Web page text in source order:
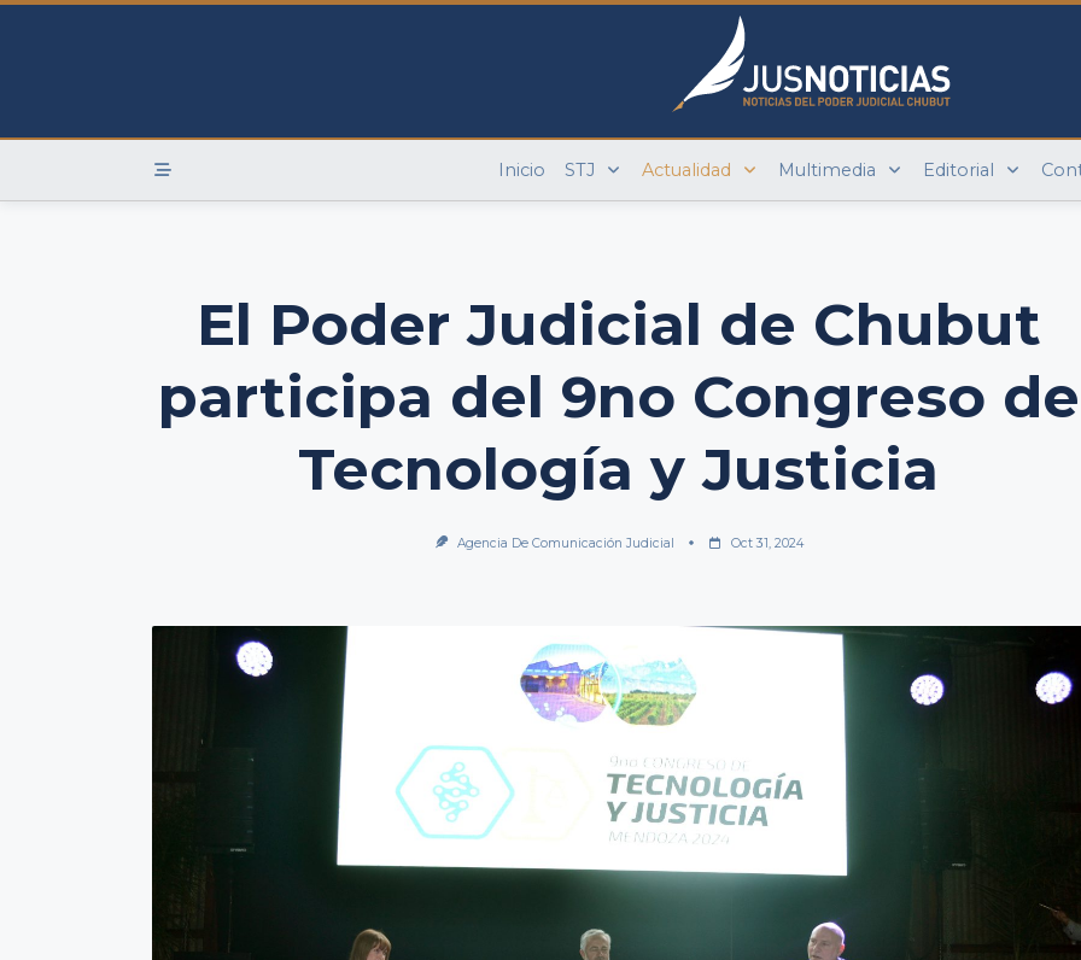
Skip
Inicio STJ Actualidad Multimedia Editorial
El Poder Judicial de Chubut
participa del 9no Congreso de
Tecnología y Justicia
Agencia De Comunicación Judicial Oct 31, 2024